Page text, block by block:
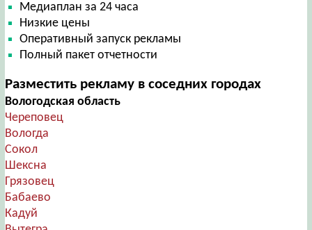
Медиаплан за 24 часа
Низкие цены
Оперативный запуск рекламы
Полный пакет отчетности
Разместить рекламу в соседних городах
Вологодская область
Череповец
Вологда
Сокол
Шексна
Грязовец
Бабаево
Кадуй